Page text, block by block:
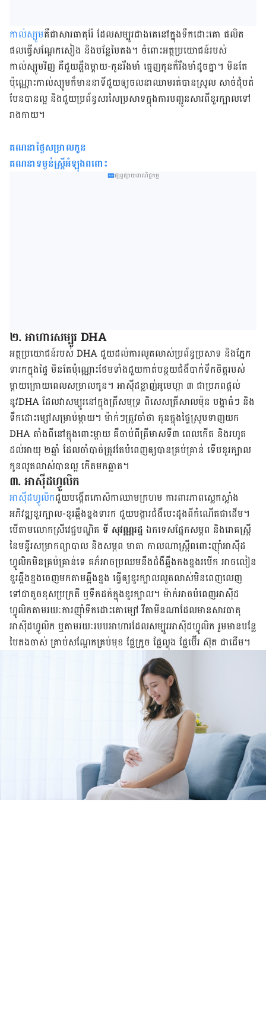
កាល់ស្យូម​គឺ​ជា​សារធាតុ​រ៉ែ ដែល​សម្បូរ​ជាង​គេ​នៅ​ក្នុង​ទឹកដោះ​គោ ផលិត​
ផល​ធ្វើ​សណ្តែក​សៀង និង​បន្លែ​បៃតង។ ចំពោះ​អត្ថប្រយោជន៍​របស់​
កាល់ស្យូម​វិញ គឺ​ជួយ​ឆ្អឹង​ម្តាយ-​កូន​រឹង​មាំ ធ្មេញ​កូន​ក៏​រឹងមាំ​ដូច​គ្នា។ មិន​តែ​
ប៉ុណ្ណោះ​កាល់​ស្យូម​ក៏​មាន​នាទី​ជួយ​ឲ្យ​ចលនា​ឈាម​រត់​បាន​ស្រួល សាច់ដុំ​បត់​
បែន​បាន​ល្អ និង​ជួយ​ប្រព័ន្ធ​សរសៃ​ប្រសាទ​​ក្នុង​ការ​បញ្ជូន​សារ​ពី​ខួរក្បាល​ទៅ​
រាង​កាយ។
គណនាថ្ងៃសម្រាលកូន
គណនាទម្ងន់ស្ត្រីអំឡុងពពោះ
ផ្សព្វផ្សាយពាណិជ្ជកម្ម
២. អាហារ​សម្បូរ DHA
អត្ថ​ប្រយោជន៍​របស់ DHA ជួយ​ដល់​ការ​លូតលាស់​ប្រព័ន្ធ​ប្រសាទ និង​ភ្នែក​
ទារក​ក្នុង​ផ្ទៃ មិន​តែ​ប៉ុណ្ណោះ​ថែម​ទាំង​ជួយ​កាត់​បន្ថយ​ជំងឺ​បាក់​ទឹក​ចិត្ត​របស់​
ម្តាយ​ក្រោយ​ពេល​សម្រាល​កូន។ អាស៊ីដ​ខ្លាញ់​អូមេហ្កា ៣ ជា​ប្រភព​ផ្តល់​
នូវDHA ដែល​វា​សម្បូរ​នៅ​ក្នុង​ត្រី​សមុទ្រ ពិសេស​ត្រីសាលម៉ុន បង្គាធំៗ និង​
ទឹកដោះ​ម្សៅ​សម្រាប់​ម្តាយ។ ម៉ាក់ៗ​ត្រូវ​ចាំ​ថា កូនក្នុងផ្ទៃ​ស្រូប​ទាញ​យក
DHA តាំង​ពី​នៅ​ក្នុង​ពោះ​ម្តាយ គឺ​ចាប់​ពី​ត្រីមាស​ទី៣ ពេល​កើត និង​រហូត​
ដល់​អាយុ ២ឆ្នាំ ដែល​​ចាំបាច់​ត្រូវ​តែ​បំពេញ​ឲ្យ​បាន​គ្រប់​គ្រាន់ ទើប​ខួរ​ក្បាល​
កូន​លូតលាស់​បាន​ល្អ កើត​មក​ឆ្លាត។
៣. អាស៊ីដហ្វូលិក
អាស៊ីដ​ហ្វូលិក​ជួយបង្កើត​កោសិកា​ឈាម​ក្រហម ការពារ​ភាព​ស្លេកស្លាំង
អភិវឌ្ឍ​ខួរក្បាល-ខួរឆ្អឹង​ខ្នង​ទារក ជួយ​បង្ការ​ជំងឺ​បេះដូង​ពី​កំណើត​ជា​ដើម។
បើ​តាម​លោក​ស្រី​វេជ្ជបណ្ឌិត ទី សុវណ្ណរដ្ឋ ឯកទេស​ផ្នែក​សម្ភព និង​រោគ​ស្ត្រី
នៃ​មន្ទីរ​សម្រាក​ព្យាបាល និង​សម្ភព ​មាតា កាលណា​ស្ត្រី​ពពោះ​ញ៉ាំ​អាស៊ីដ​
ហ្វូលិក​មិន​គ្រប់​គ្រាន់​​ទេ គភ៌​អាច​ប្រឈម​នឹង​ជំងឺ​ឆ្អឹង​កង​ខ្នង​របើក អាច​លៀន​
ខួរ​ឆ្អឹង​ខ្នង​ចេញ​មក​តាម​ឆ្អឹង​ខ្នង ធ្វើ​ឲ្យ​ខួរ​ក្បាល​លូត​លាស់​មិន​ពេញ​លេញ
ទៅ​ជា​តូច​ខុស​ប្រក្រតី ឬ​ទឹក​ដក់​ក្នុង​ខួរក្បាល។ ម៉ាក់​អាច​បំពេញ​អាស៊ីដ​
ហ្វូលិក​តាម​រយៈ​ការ​ញ៉ាំ​ទឹក​ដោះ​គោ​ម្សៅ ​វីតាមីន​ណា​ដែល​មាន​សារធាតុ​
អាស៊ីដ​ហ្វូលិក ឬ​តាម​រយៈ​របប​អាហារ​ដែល​សម្បូរ​អាស៊ីដ​ហ្វូលិក រួមមាន​បន្លែ​
បៃតង​ចាស់ គ្រាប់​សណ្តែក​គ្រប់​មុខ ផ្លែក្រូច ផ្លែល្ហុង ផ្លែប៊ើរ ស៊ុត ជាដើម។